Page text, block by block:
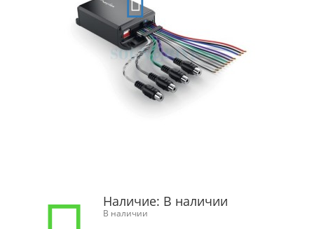
Наличие: В наличии
В наличии